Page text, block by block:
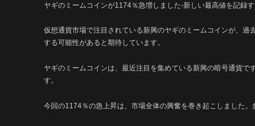
ヤギのミームコインが1174％急増しました-新しい最高値を記録
仮想通貨市場で注目されている新興のヤギのミームコインが、
する可能性があると期待しています。
ヤギのミームコインは、最近注目を集めている新興の暗号通貨
す。
今回の1174％の急上昇は、市場全体の興奮を巻き起こしました